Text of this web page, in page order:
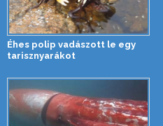
Éhes polip vadászott le egy
tarisznyarákot